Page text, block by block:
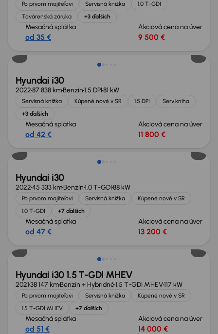
Po prvom majiteľovi Servisná knižka
1.0 T-GDI
Továrenská záruka
+3 ďalších
Mesačná splátka
od 35 €
Akciová cena na úver
9 500 €
Hyundai i30
202287 838 kmBenzín1.5 DPI81 kW
Servisná knižka Kúpené nové v SR 1.5 DPI
Serv.kniha
+3 ďalších
Mesačná splátka
od 42 €
Akciová cena na úver
11 800 €
Zlacnené o 600 €
Hyundai i30
202245 333 kmBenzín1.0 T-GDI88 kW
Po prvom majiteľovi Servisná knižka
Kúpené nové v SR
1.0 T-GDI
+7 ďalších
Mesačná splátka
od 47 €
Akciová cena na úver
13 200 €
Možnosť odpočtu DPH
Hyundai i30 1.5 T-GDI MHEV
202138 147 kmBenzín + Hybridné1.5 T-GDI MHEV117 kW
Po prvom majiteľovi Servisná knižka
Kúpené nové v SR
1.5 T-GDI MHEV
+7 ďalších
Mesačná splátka
od 51 €
Akciová cena na úver
14 000 €